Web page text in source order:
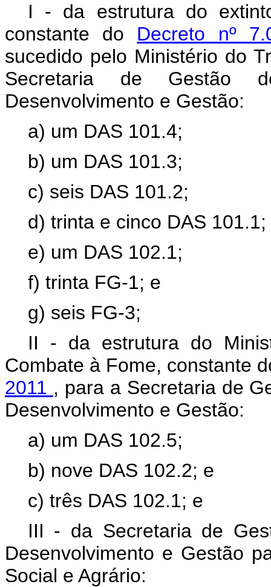
I - da estrutura do
constante do Decreto nº
sucedido pelo Ministério do
Secretaria de Gestão
Desenvolvimento e Gestão:
a) um DAS 101.4;
b) um DAS 101.3;
c) seis DAS 101.2;
d) trinta e cinco DAS 101.1;
e) um DAS 102.1;
f) trinta FG-1; e
g) seis FG-3;
II - da estrutura do
Combate à Fome, constante
2011 , para a Secretaria de
Desenvolvimento e Gestão:
a) um DAS 102.5;
b) nove DAS 102.2; e
c) três DAS 102.1; e
III - da Secretaria de
Desenvolvimento e Gestão
Social e Agrário: